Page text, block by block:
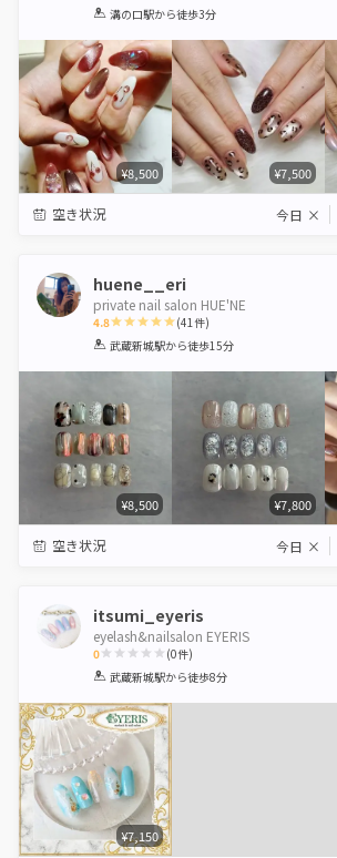
1 2 3 4 5
溝の口駅から徒歩3分
¥8,500 ¥7,500
空き状況 今日 ×
huene__eri
private nail salon HUE'NE
4.8
1 2 3 4 5
(41件)
武蔵新城駅から徒歩15分
¥8,500 ¥7,800
空き状況 今日 ×
itsumi_eyeris
eyelash&nailsalon EYERIS
0
1 2 3 4 5
(0件)
武蔵新城駅から徒歩8分
¥7,150